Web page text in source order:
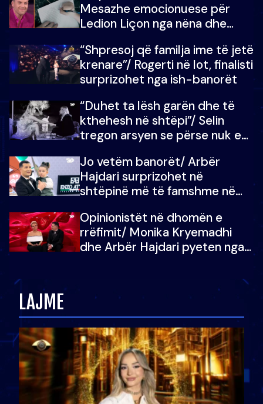
Mesazhe emocionuese për
Ledion Liçon nga nëna dhe
mban dot lotët: Nuk meritoj…
“Shpresoj që familja ime të jetë
krenare”/ Rogerti në lot, finalisti
surprizohet nga ish-banorët
“Duhet ta lësh garën dhe të
kthehesh në shtëpi”/ Selin
tregon arsyen se përse nuk e
çoja luftën time deri në fund
Jo vetëm banorët/ Arbër
Hajdari surprizohet në
shtëpinë më të famshme në
vajzën e tij
Opinionistët në dhomën e
rrëfimit/ Monika Kryemadhi
dhe Arbër Hajdari pyeten nga
LAJME